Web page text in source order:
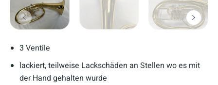
3 Ventile
lackiert, teilweise Lackschäden an Stellen wo es mit
der Hand gehalten wurde